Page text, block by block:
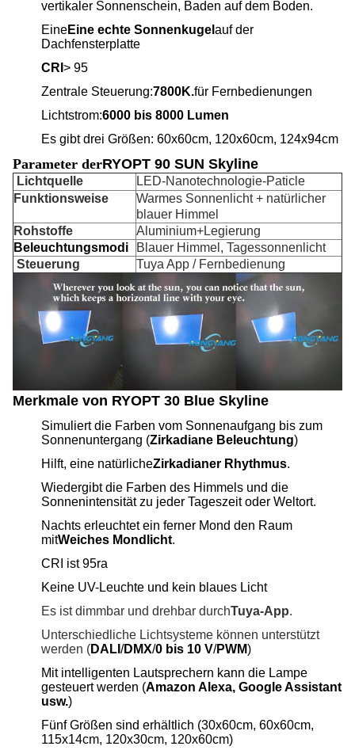
vertikaler Sonnenschein, Baden auf dem Boden.
EineEine echte Sonnenkugel auf der
Dachfensterplatte
CRI > 95
Zentrale Steuerung:7800K.für Fernbedienungen
Lichtstrom:6000 bis 8000 Lumen
Es gibt drei Größen: 60x60cm, 120x60cm, 124x94cm
Parameter derRYOPT 90 SUN Skyline
Lichtquelle
LED-Nanotechnologie-Paticle
Funktionsweise
Warmes Sonnenlicht + natürlicher
blauer Himmel
Rohstoffe
Aluminium+Legierung
Beleuchtungsmodi
Blauer Himmel, Tagessonnenlicht
Steuerung
Tuya App / Fernbedienung
Merkmale von RYOPT 30 Blue Skyline
Simuliert die Farben vom Sonnenaufgang bis zum
Sonnenuntergang (Zirkadiane Beleuchtung)
Hilft, eine natürlicheZirkadianer Rhythmus.
Wiedergibt die Farben des Himmels und die
Sonnenintensität zu jeder Tageszeit oder Weltort.
Nachts erleuchtet ein ferner Mond den Raum
mitWeiches Mondlicht.
CRI ist 95ra
Keine UV-Leuchte und kein blaues Licht
Es ist dimmbar und drehbar durchTuya-App.
Unterschiedliche Lichtsysteme können unterstützt
werden (DALI /DMX/0 bis 10 V/PWM)
Mit intelligenten Lautsprechern kann die Lampe
gesteuert werden (Amazon Alexa, Google Assistant
usw.)
Fünf Größen sind erhältlich (30x60cm, 60x60cm,
115x14cm, 120x30cm, 120x60cm)